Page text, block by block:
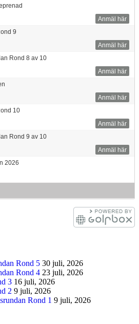
Anmäl här
9
Anmäl här
Rond 8 av 10
Anmäl här
Anmäl här
10
Anmäl här
Rond 9 av 10
Anmäl här
2026
Rond 5 30 juli, 2026
Rond 4 23 juli, 2026
3 16 juli, 2026
2 9 juli, 2026
Rond 1 9 juli, 2026